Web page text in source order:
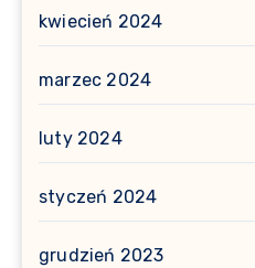
kwiecień 2024
marzec 2024
luty 2024
styczeń 2024
grudzień 2023